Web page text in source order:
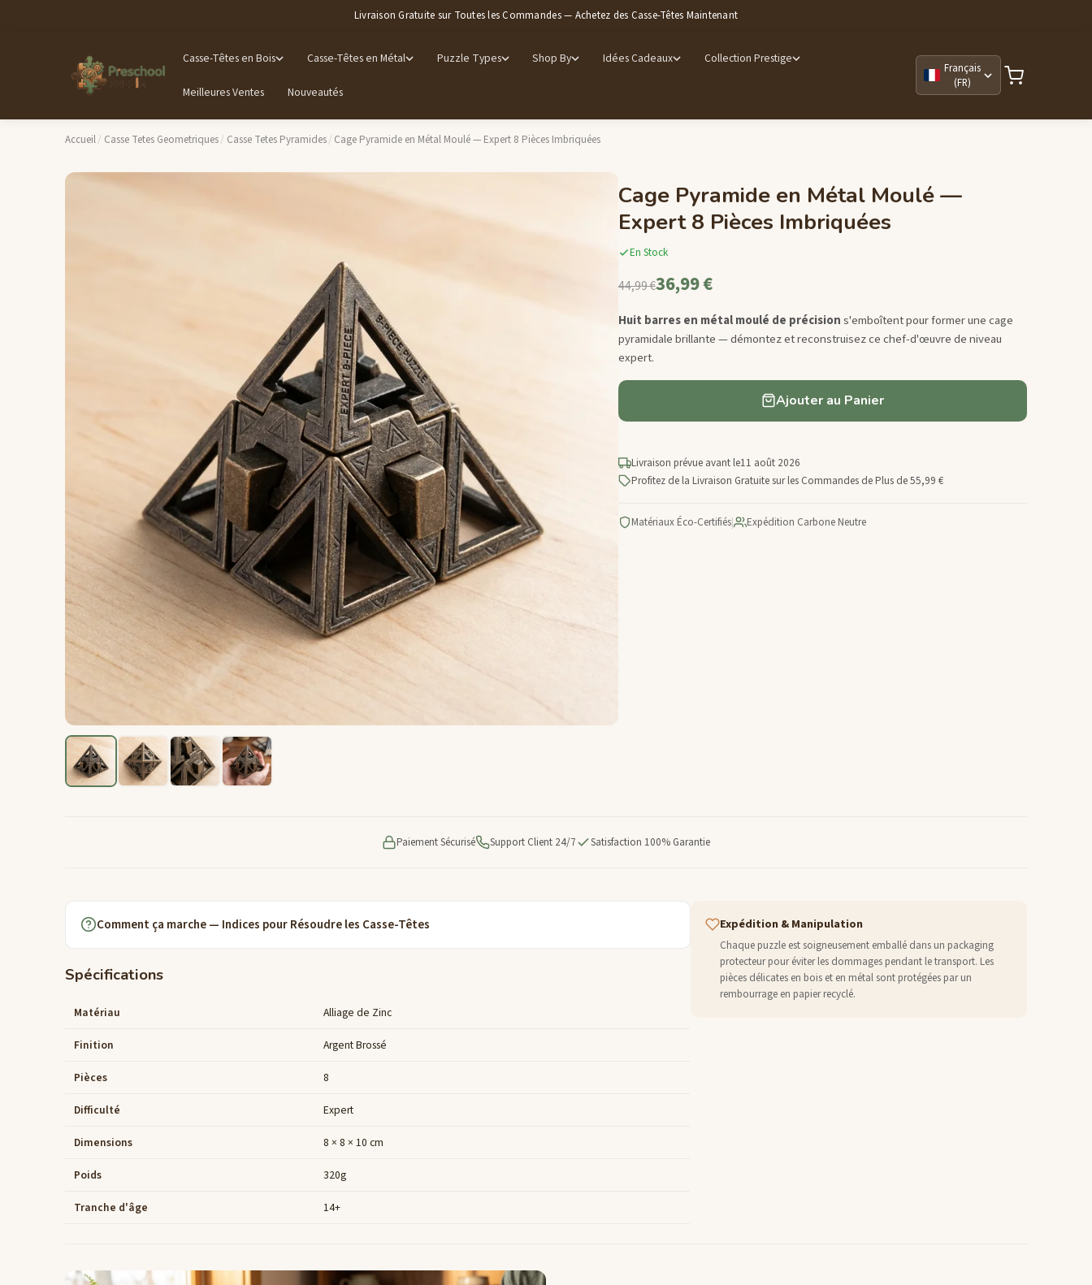
Livraison Gratuite sur Toutes les Commandes — Achetez des Casse-Têtes Maintenant
Casse-Têtes en Bois Casse-Têtes en Métal Puzzle Types Shop By Idées Cadeaux Collection Prestige
Meilleures Ventes Nouveautés
Français
(FR)
Accueil/ Casse Tetes Geometriques/ Casse Tetes Pyramides/ Cage Pyramide en Métal Moulé — Expert 8 Pièces Imbriquées
Cage Pyramide en Métal Moulé —
Expert 8 Pièces Imbriquées
En Stock
44,99 €36,99 €
Huit barres en métal moulé de précisions'emboîtent pour former une cage
pyramidale brillante — démontez et reconstruisez ce chef-d'œuvre de niveau
expert.
Ajouter au Panier
Livraison prévue avant le11 août 2026
Profitez de la Livraison Gratuite sur les Commandes de Plus de 55,99 €
Matériaux Éco-Certifiés| Expédition Carbone Neutre
Paiement Sécurisé Support Client 24/7 Satisfaction 100% Garantie
Comment ça marche — Indices pour Résoudre les Casse-Têtes
Spécifications
Matériau Alliage de Zinc
Finition Argent Brossé
Pièces 8
Difficulté Expert
Dimensions 8 × 8 × 10 cm
Poids 320g
Tranche d'âge 14+
Expédition & Manipulation
Chaque puzzle est soigneusement emballé dans un packaging
protecteur pour éviter les dommages pendant le transport. Les
pièces délicates en bois et en métal sont protégées par un
rembourrage en papier recyclé.